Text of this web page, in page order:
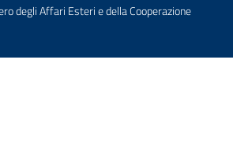
degli Affari Esteri e della Cooperazione